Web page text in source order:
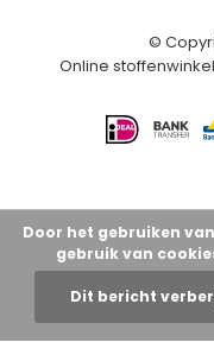
©
Online
Door het gebruiken
gebruik van
Dit bericht